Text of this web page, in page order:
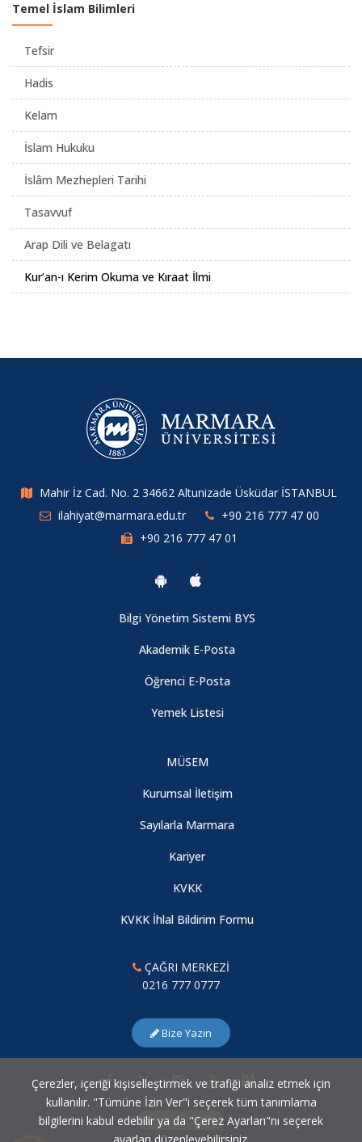
Temel İslam Bilimleri
Tefsir
Hadis
Kelam
İslam Hukuku
İslâm Mezhepleri Tarihi
Tasavvuf
Arap Dili ve Belagatı
Kur’an-ı Kerim Okuma ve Kıraat İlmi
Mahir İz Cad. No. 2 34662 Altunizade Üsküdar İSTANBUL
ilahiyat@marmara.edu.tr
+90 216 777 47 00
+90 216 777 47 01
Bilgi Yönetim Sistemi BYS
Akademik E-Posta
Öğrenci E-Posta
Yemek Listesi
MÜSEM
Kurumsal İletişim
Sayılarla Marmara
Kariyer
KVKK
KVKK İhlal Bildirim Formu
ÇAĞRI MERKEZİ
0216 777 0777
Bize Yazın
Çerez Ayarları
Çerezler, içeriği kişiselleştirmek ve trafiği analiz etmek için
kullanılır. "Tümüne İzin Ver"i seçerek tüm tanımlama
bilgilerini kabul edebilir ya da "Çerez Ayarları"nı seçerek